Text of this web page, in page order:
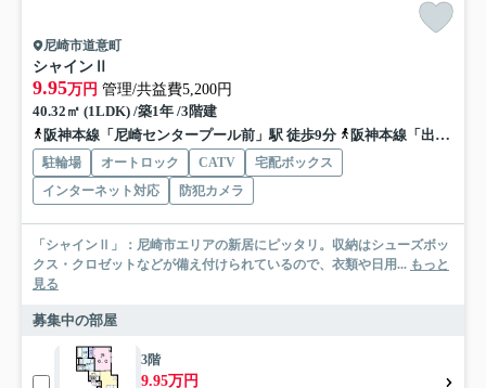
尼崎市道意町
シャインⅡ
9.95万円 管理/共益費5,200円
40.32㎡ (1LDK) /築1年 /3階建
阪神本線「尼崎センタープール前」駅 徒歩9分
阪神本線「出屋敷」駅 徒歩15分
駐輪場 オートロック CATV
宅配ボックス
インターネット対応
防犯カメラ
「シャインⅡ」：尼崎市エリアの新居にピッタリ。収納はシューズボッ
クス・クロゼットなどが備え付けられているので、衣類や日用... もっと
見る
募集中の部屋
3階
9.95万円